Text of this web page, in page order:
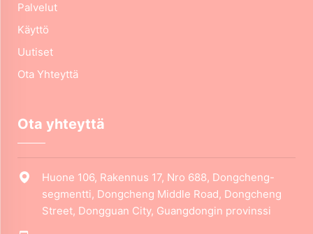
Palvelut
Käyttö
Uutiset
Ota Yhteyttä
Ota yhteyttä
Huone 106, Rakennus 17, Nro 688, Dongcheng-
segmentti, Dongcheng Middle Road, Dongcheng
Street, Dongguan City, Guangdongin provinssi